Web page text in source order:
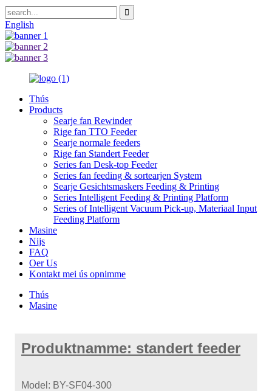
English
Thús
Products
Searje fan Rewinder
Rige fan TTO Feeder
Searje normale feeders
Rige fan Standert Feeder
Series fan Desk-top Feeder
Series fan feeding & sortearjen System
Searje Gesichtsmaskers Feeding & Printing
Series Intelligent Feeding & Printing Platform
Series of Intelligent Vacuum Pick-up, Materiaal Input
Feeding Platform
Masine
Nijs
FAQ
Oer Us
Kontakt mei ús opnimme
Thús
Masine
Produktnamme: standert feeder
Model: BY-SF04-300